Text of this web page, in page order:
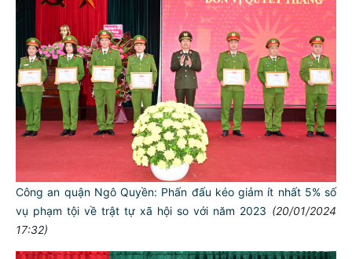
Công an quận Ngô Quyền: Phấn đấu kéo giảm ít nhất 5% số
vụ phạm tội về trật tự xã hội so với năm 2023 (20/01/2024
17:32)